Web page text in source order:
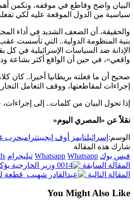
البيان واضح وقاطع في موقفه، وتكمن
سياسية من الدول الموقعة عليه لكي
والحقيقة، أن الضعف الشديد في أداء
بنية المنظومة الدولية.. التي تأسست
الإدانة ضد السياسات الإسرائيلية في
واقعي»، في حين أن الواقع أكثر بشاعة
صحيح أن ما فعلته بريطانيا أخيرا.. كان
إجراءات لمقاطعتها، ووقف التعامل
إذا تحول البيان من كلمات.. إلى
نقلاً عن «المصري اليوم«
الوسم: إسرائيلتايمز أوف إيجيبتترامبحرب
شارك هذه المقالة
فيس بوك
Whatsapp Whatsapp تيليجرام
المقالة السابقة
وزير الخارجية
المقالة التالية
قطعة
You Might Also Like